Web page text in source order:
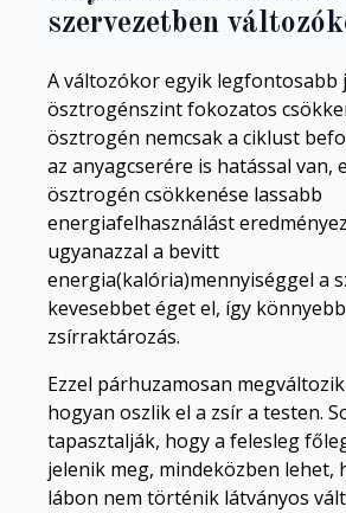
szervezetben
A változókor egyik legfontosabb
ösztrogénszint fokozatos
ösztrogén nemcsak a ciklust
az anyagcserére is hatással van,
ösztrogén csökkenése lassabb
energiafelhasználást
ugyanazzal a bevitt
energia(kalória)mennyiséggel a
kevesebbet éget el, így
zsírraktározás.
Ezzel párhuzamosan
hogyan oszlik el a zsír a testen.
tapasztalják, hogy a felesleg
jelenik meg, mindeközben lehet,
lábon nem történik látványos